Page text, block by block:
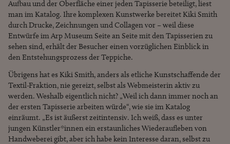
Aufbau und der Oberfläche einer jeden Tapisserie beteiligt, liest
man im Katalog. Ihre komplexen Kunstwerke bereitet Kiki Smith
durch Drucke, Zeichnungen und Collagen vor – weil diese
Entwürfe im Arp Museum Seite an Seite mit den Tapisserien zu
sehen sind, erhält der Besucher einen vorzüglichen Einblick in
den Entstehungsprozess der Teppiche.
Übrigens hat es Kiki Smith, anders als etliche Kunstschaffende der
Textil-Fraktion, nie gereizt, selbst als Webmeisterin aktiv zu
werden. Weshalb eigentlich nicht? „Weil ich dann immer noch an
der ersten Tapisserie arbeiten würde“, wie sie im Katalog
einräumt. „Es ist äußerst zeitintensiv. Ich weiß, dass es unter
jungen Künstler*innen ein erstaunliches Wiederaufleben von
Handweberei gibt, aber ich habe kein Interesse daran, selbst zu